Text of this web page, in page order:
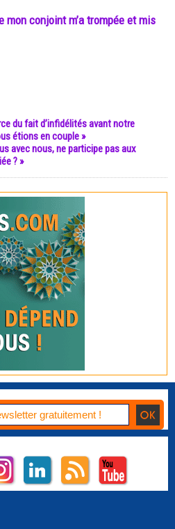
mon conjoint m’a trompée et mis
du fait d’infidélités avant notre
étions en couple »
avec nous, ne participe pas aux
? »